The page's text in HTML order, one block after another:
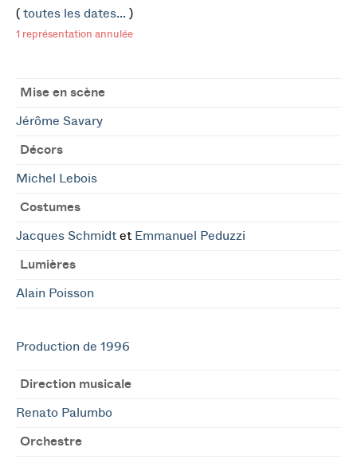
( toutes les dates... )
1 représentation annulée
Mise en scène
Jérôme Savary
Décors
Michel Lebois
Costumes
Jacques Schmidt et Emmanuel Peduzzi
Lumières
Alain Poisson
Production de 1996
Direction musicale
Renato Palumbo
Orchestre